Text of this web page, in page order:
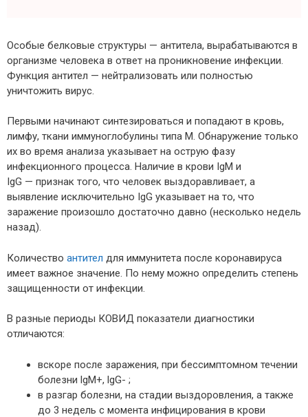
Особые белковые структуры — антитела, вырабатываются в
организме человека в ответ на проникновение инфекции.
Функция антител — нейтрализовать или полностью
уничтожить вирус.
Первыми начинают синтезироваться и попадают в кровь,
лимфу, ткани иммуноглобулины типа M. Обнаружение только
их во время анализа указывает на острую фазу
инфекционного процесса. Наличие в крови IgM и
IgG — признак того, что человек выздоравливает, а
выявление исключительно IgG указывает на то, что
заражение произошло достаточно давно (несколько недель
назад).
Количество антител для иммунитета после коронавируса
имеет важное значение. По нему можно определить степень
защищенности от инфекции.
В разные периоды КОВИД показатели диагностики
отличаются:
вскоре после заражения, при бессимптомном течении
болезни lgM+, lgG- ;
в разгар болезни, на стадии выздоровления, а также
до 3 недель с момента инфицирования в крови